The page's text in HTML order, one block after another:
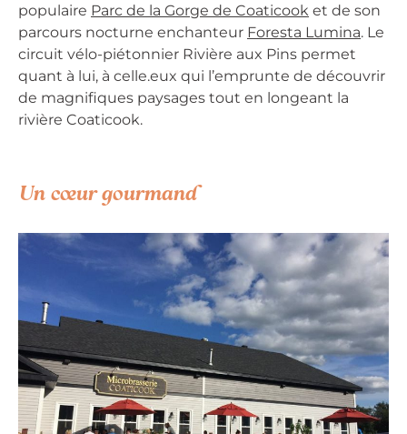
populaire Parc de la Gorge de Coaticook et de son
parcours nocturne enchanteur Foresta Lumina. Le
circuit vélo-piétonnier Rivière aux Pins permet
quant à lui, à celle.eux qui l’emprunte de découvrir
de magnifiques paysages tout en longeant la
rivière Coaticook.
Un cœur gourmand